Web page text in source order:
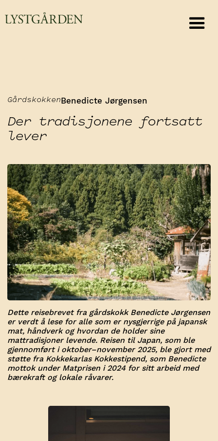
GårdskokkenBenedicte Jørgensen
Der tradisjonene fortsatt
lever
Dette reisebrevet fra gårdskokk Benedicte Jørgensen
er verdt å lese for alle som er nysgjerrige på japansk
mat, håndverk og hvordan de holder sine
mattradisjoner levende. Reisen til Japan, som ble
gjennomført i oktober–november 2025, ble gjort med
støtte fra Kokkekarlas Kokkestipend, som Benedicte
mottok under Matprisen i 2024 for sitt arbeid med
bærekraft og lokale råvarer.